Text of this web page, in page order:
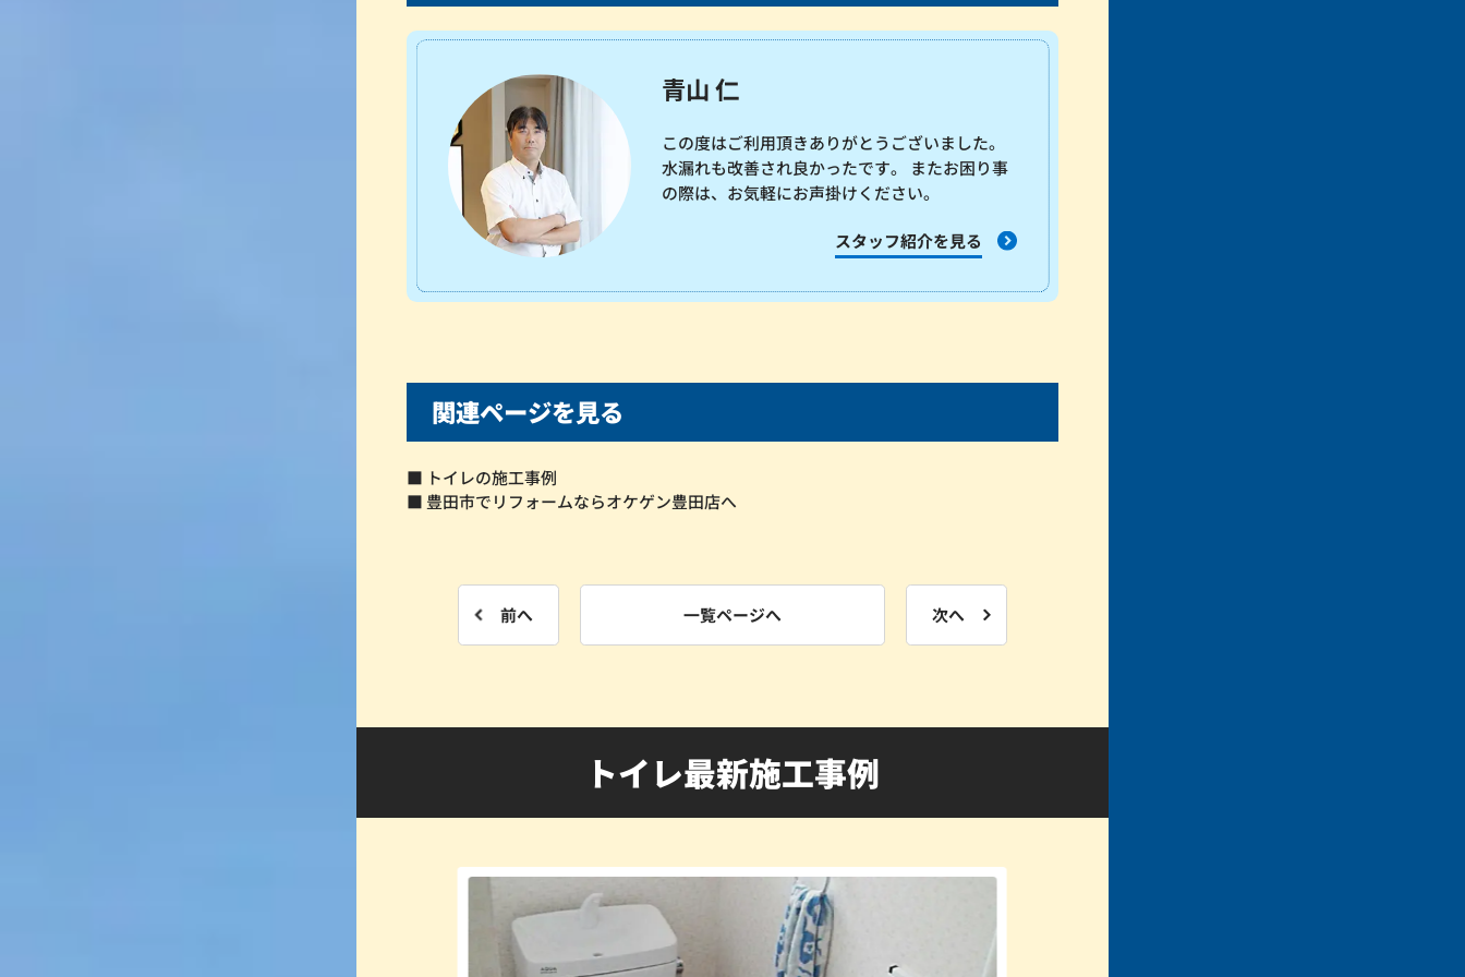
青山 仁
この度はご利用頂きありがとうございました。
水漏れも改善され良かったです。 またお困り事
の際は、お気軽にお声掛けください。
スタッフ紹介を見る
関連ページを見る
■ トイレの施工事例
■ 豊田市でリフォームならオケゲン豊田店へ
前へ 一覧ページへ 次へ
トイレ最新施工事例